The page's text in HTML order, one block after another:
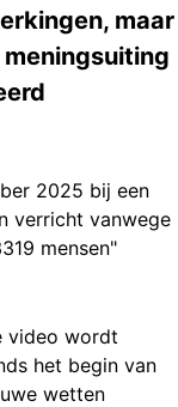
maar
2025 bij een
verricht vanwege
mensen"
video wordt
het begin van
wetten